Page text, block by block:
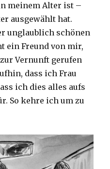
meinem Alter ist –
ausgewählt hat.
unglaublich schönen
ein Freund von mir,
Vernunft gerufen
dass ich Frau
ich dies alles aufs
So kehre ich um zu